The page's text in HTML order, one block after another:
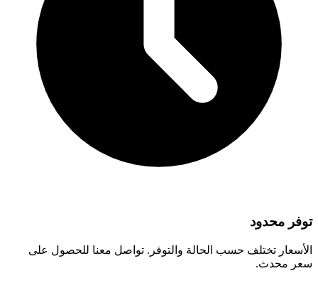
توفر محدود
الأسعار تختلف حسب الحالة والتوفر. تواصل معنا للحصول على
سعر محدث.